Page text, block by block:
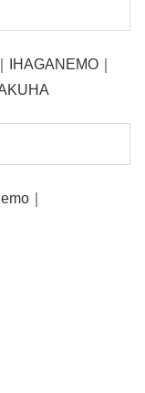
｜
｜